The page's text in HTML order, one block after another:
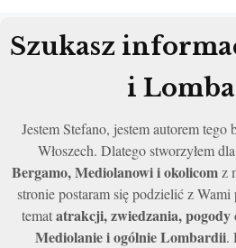
Szukasz
i
Jestem Stefano, jestem autorem
Włoszech. Dlatego stworzyłem
Bergamo, Mediolanowi i okolicomz
stronie postaram się podzielić z
tematatrakcji, zwiedzania,
Mediolanie i ogólnie Lombardii.